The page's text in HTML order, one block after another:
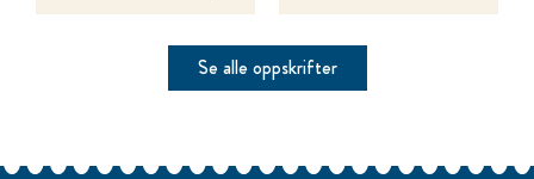
Se alle oppskrifter